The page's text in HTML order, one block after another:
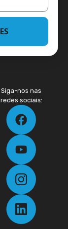
Siga-nos nas
redes sociais: